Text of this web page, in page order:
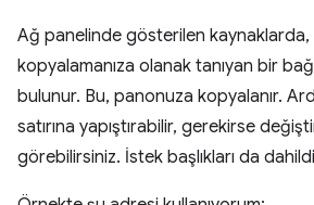
Ağ panelinde gösterilen kaynaklarda,
kopyalamanıza olanak tanıyan bir
bulunur. Bu, panonuza kopyalanır.
satırına yapıştırabilir, gerekirse
görebilirsiniz. İstek başlıkları da